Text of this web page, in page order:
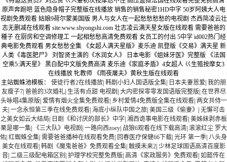
主站蜘蛛池模板： 使徒行者2在线播放| 韩剧小妇人国语版全集| 日本夫妻恩爱| 我的朋
友瘦子7| 爸爸的3次婚礼| 生活有点甜 电视剧 | 大内密探零零发国语版完整版| 在世界尽
头咏唱4集原版| 爱情有烟火全集免费观看| 乡村爱情4免费版全集在线观看| 两女共侍一
夫| 一念永恒第三季在线免费观看| 海底小纵队中国之旅| 美国三级《偷妻》 | 无懈可击
之美女如云大结局| 日剧《和讨厌的部长》中字| 湘西诡事电影在线观看| 美姊妹剥赤板
栗是哪一集| 《三大队》电视剧 | 一路向西zoey| 战狼6观看在线下载高清| 滚滚红尘 罗大
佑| 红蜘蛛全集| 需要爸爸播种在线观看免费| 回春医疗保健66下载| 光环 第一季| 八头身
美女在线观看| 韩剧《魔鬼爸爸》免费观看全集| 触摸未来2| 少林足球国语高清百度影
音| 二级三级配电箱区别 | 护理学校完整免费版| 高清《家政服务》免费观看| 如懿传在